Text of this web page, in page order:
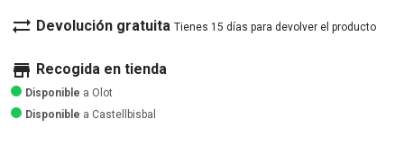
sync_alt Devolución gratuita Tienes 15 días para devolver el producto
store Recogida en tienda
Disponible a Olot
Disponible a Castellbisbal